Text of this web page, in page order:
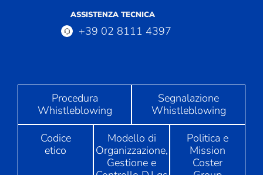
ASSISTENZA TECNICA
+39 02 8111 4397
Procedura
Whistleblowing
Segnalazione
Whistleblowing
Codice
etico
Modello di
Organizzazione,
Gestione e
Politica e
Mission
Coster